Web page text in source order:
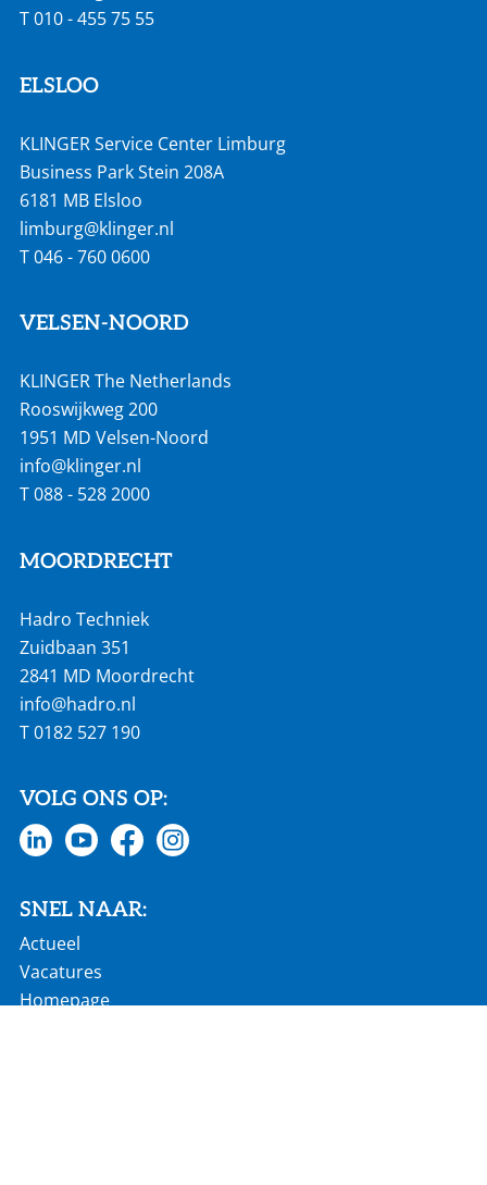
T010 - 455 75 55
ELSLOO
KLINGER Service Center Limburg
Business Park Stein 208A
6181 MB Elsloo
limburg@klinger.nl
T046 - 760 0600
VELSEN-NOORD
KLINGER The Netherlands
Rooswijkweg 200
1951 MD Velsen-Noord
info@klinger.nl
T088 - 528 2000
MOORDRECHT
Hadro Techniek
Zuidbaan 351
2841 MD Moordrecht
info@hadro.nl
T0182 527 190
VOLG ONS OP:
SNEL NAAR:
Actueel
Vacatures
Homepage